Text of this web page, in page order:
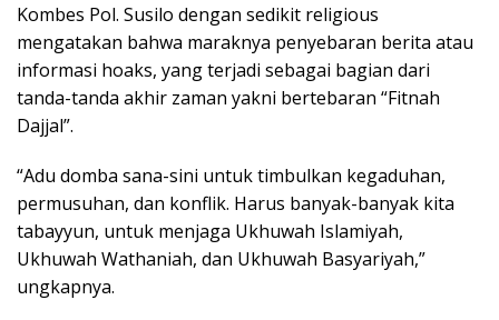
Kombes Pol. Susilo dengan sedikit religious
mengatakan bahwa maraknya penyebaran berita atau
informasi hoaks, yang terjadi sebagai bagian dari
tanda-tanda akhir zaman yakni bertebaran “Fitnah
Dajjal”.
“Adu domba sana-sini untuk timbulkan kegaduhan,
permusuhan, dan konflik. Harus banyak-banyak kita
tabayyun, untuk menjaga Ukhuwah Islamiyah,
Ukhuwah Wathaniah, dan Ukhuwah Basyariyah,”
ungkapnya.